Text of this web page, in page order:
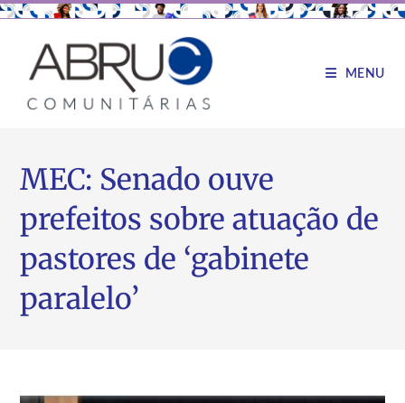
MENU
MEC: Senado ouve
prefeitos sobre atuação de
pastores de ‘gabinete
paralelo’